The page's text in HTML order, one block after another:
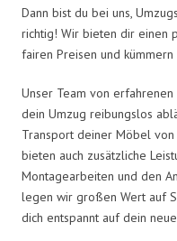
Dann bist du bei uns,
richtig! Wir bieten dir einen
fairen Preisen und
Unser Team von
dein Umzug reibungslos
Transport deiner Möbel von
bieten auch zusätzliche
Montagearbeiten und den
legen wir großen Wert auf
dich entspannt auf dein